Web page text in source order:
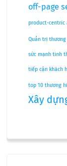
off-page
product-centric
Quản trị thương
sức mạnh tinh
tiếp cận khách
top 10 thương
Xây